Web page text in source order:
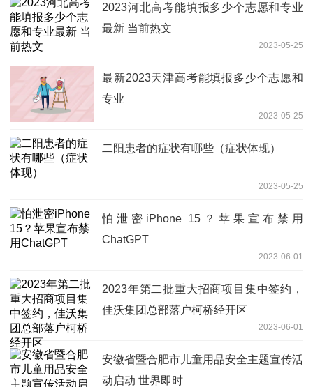
2023河北高考能填报多少个志愿和专业
最新 当前热文
2023-05-25
最新2023天津高考能填报多少个志愿和
专业
2023-05-25
二阳患者的症状有哪些（症状体现）
2023-05-25
怕泄密iPhone 15？苹果宣布禁用
ChatGPT
2023-06-01
2023年第二批重大招商项目集中签约，
佳沃集团总部落户柯桥经开区
2023-06-01
安徽省暨合肥市儿童用品安全主题宣传活
动启动 世界即时